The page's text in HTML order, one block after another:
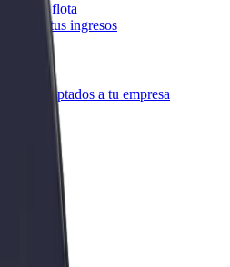
de flota
tus ingresos
Bolt adaptados a tu empresa